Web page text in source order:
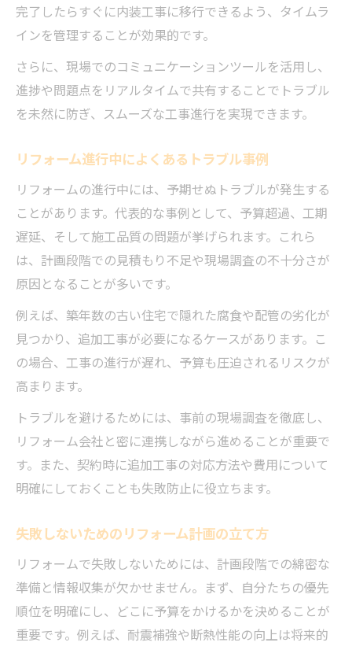
完了したらすぐに内装工事に移行できるよう、タイムラ
インを管理することが効果的です。
さらに、現場でのコミュニケーションツールを活用し、
進捗や問題点をリアルタイムで共有することでトラブル
を未然に防ぎ、スムーズな工事進行を実現できます。
リフォーム進行中によくあるトラブル事例
リフォームの進行中には、予期せぬトラブルが発生する
ことがあります。代表的な事例として、予算超過、工期
遅延、そして施工品質の問題が挙げられます。これら
は、計画段階での見積もり不足や現場調査の不十分さが
原因となることが多いです。
例えば、築年数の古い住宅で隠れた腐食や配管の劣化が
見つかり、追加工事が必要になるケースがあります。こ
の場合、工事の進行が遅れ、予算も圧迫されるリスクが
高まります。
トラブルを避けるためには、事前の現場調査を徹底し、
リフォーム会社と密に連携しながら進めることが重要で
す。また、契約時に追加工事の対応方法や費用について
明確にしておくことも失敗防止に役立ちます。
失敗しないためのリフォーム計画の立て方
リフォームで失敗しないためには、計画段階での綿密な
準備と情報収集が欠かせません。まず、自分たちの優先
順位を明確にし、どこに予算をかけるかを決めることが
重要です。例えば、耐震補強や断熱性能の向上は将来的